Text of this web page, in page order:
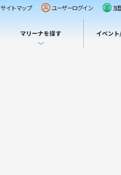
サイトマップ ユーザーログイン 加
マリーナを探す イベン